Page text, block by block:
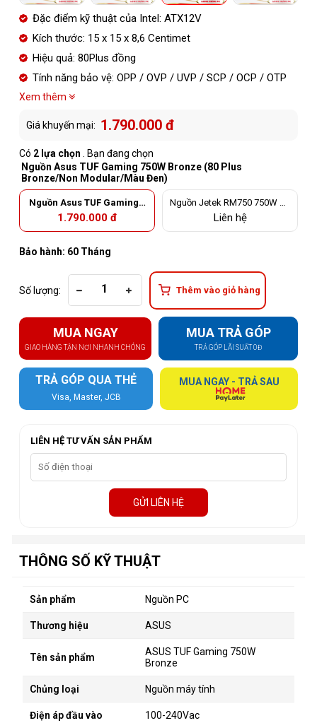
Đặc điểm kỹ thuật của Intel: ATX12V
Kích thước: 15 x 15 x 8,6 Centimet
Hiệu quả: 80Plus đồng
Tính năng bảo vệ: OPP / OVP / UVP / SCP / OCP / OTP
Xem thêm
Giá khuyến mại: 1.790.000 đ
Có 2 lựa chọn
. Bạn đang chọn
Nguồn Asus TUF Gaming 750W Bronze (80 Plus
Bronze/Non Modular/Màu Đen)
Nguồn Asus TUF Gaming 7
50W Bronze (80 Plus Bronz
e/Non Modular/Màu Đen)
1.790.000 đ
Nguồn Jetek RM750 750W V3
(80 Plus Gold/Non Modular)
Liên hệ
Bảo hành: 60 Tháng
Số lượng: Thêm vào giỏ hàng
MUA NGAY
GIAO HÀNG TẬN NƠI NHANH CHÓNG
MUA TRẢ GÓP
TRẢ GÓP LÃI SUẤT 0Đ
TRẢ GÓP QUA THẺ
Visa, Master, JCB
MUA NGAY - TRẢ SAU
LIÊN HỆ TƯ VẤN SẢN PHẨM
GỬI LIÊN HỆ
THÔNG SỐ KỸ THUẬT
Sản phẩm Nguồn PC
Thương hiệu ASUS
Tên sản phẩm
ASUS TUF Gaming 750W
Bronze
Chủng loại Nguồn máy tính
Điện áp đầu vào 100-240Vac